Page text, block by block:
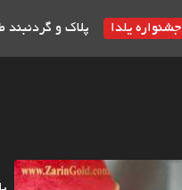
جشنواره یلدا پلاک و گردنبند